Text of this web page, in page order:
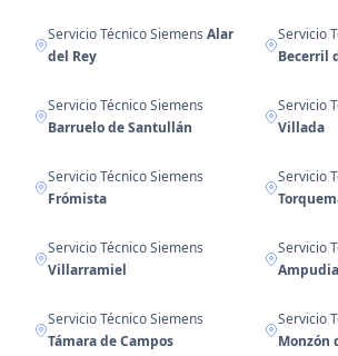
Servicio Técnico Siemens Alar
del Rey
Servicio
Becerril
Servicio Técnico Siemens
Barruelo de Santullán
Servicio
Villada
Servicio Técnico Siemens
Frómista
Servicio
Servicio Técnico Siemens
Villarramiel
Servicio
Ampudia
Servicio Técnico Siemens
Támara de Campos
Servicio
Monzón